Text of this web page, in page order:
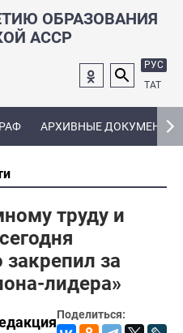
ОБРАЗОВАНИЯ
АССР
РУС
ТАТ
АРХИВНЫЕ ДОКУМЕНТЫ
труду и
закрепил за
лидера»
Поделиться: